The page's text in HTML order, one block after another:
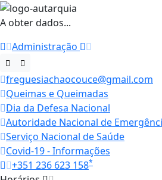
A obter dados...
Administração
freguesiachaocouce@gmail.com
Queimas e Queimadas
Dia da Defesa Nacional
Autoridade Nacional de
Serviço Nacional de Saúde
Covid-19 - Informações
+351 236 623 158*